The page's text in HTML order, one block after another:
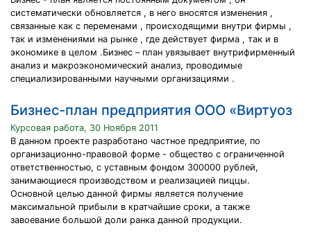
систематически обновляется , в него вносятся изменения ,
связанные как с переменами , происходящими внутри фирмы ,
так и изменениями на рынке , где действует фирма , так и в
экономике в целом .Бизнес – план увязывает внутрифирменный
анализ и макроэкономический анализ, проводимые
специализированными научными организациями .
Бизнес-план предприятия ООО «Виртуоз
Курсовая работа, 30 Ноября 2011
В данном проекте разработано частное предприятие, по
организационно-правовой форме - общество с ограниченной
ответственностью, с уставным фондом 300000 рублей,
занимающиеся производством и реализацией пиццы.
Основной целью данной фирмы является получение
максимальной прибыли в кратчайшие сроки, а также
завоевание большой доли ранка данной продукции.